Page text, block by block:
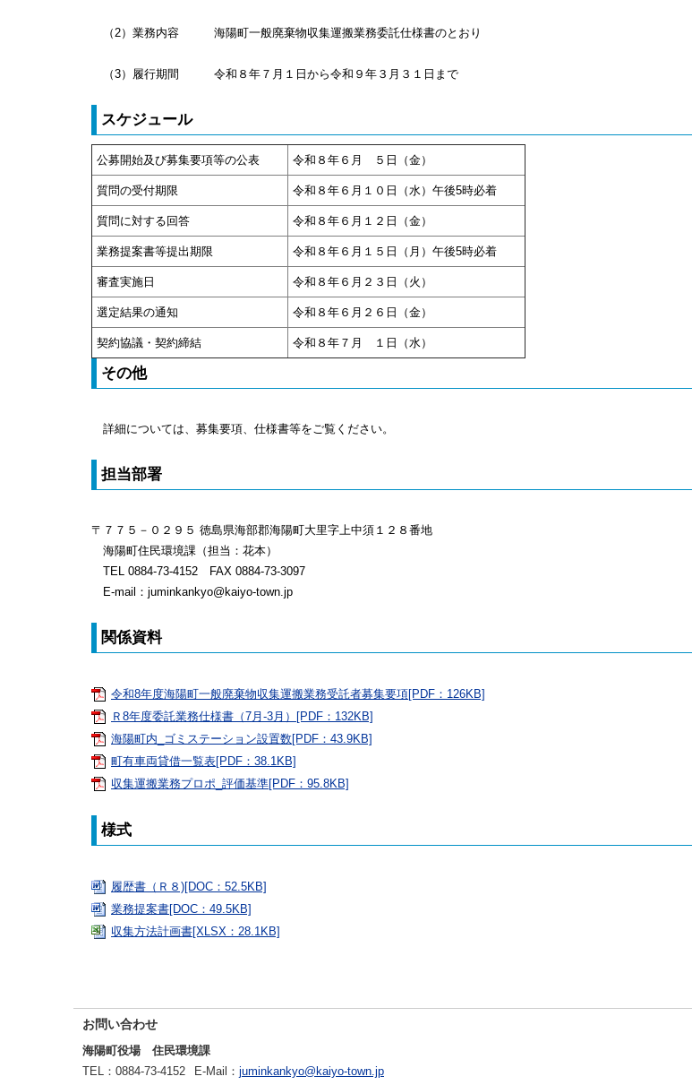
（2）業務内容 海陽町一般廃棄物収集運搬業務委託仕様書のとおり
（3）履行期間 令和８年７月１日から令和９年３月３１日まで
スケジュール
公募開始及び募集要項等の公表 令和８年６月 ５日（金）
質問の受付期限 令和８年６月１０日（水）午後5時必着
質問に対する回答 令和８年６月１２日（金）
業務提案書等提出期限 令和８年６月１５日（月）午後5時必着
審査実施日 令和８年６月２３日（火）
選定結果の通知 令和８年６月２６日（金）
契約協議・契約締結 令和８年７月 １日（水）
その他
詳細については、募集要項、仕様書等をご覧ください。
担当部署
〒７７５－０２９５ 徳島県海部郡海陽町大里字上中須１２８番地
海陽町住民環境課（担当：花本）
TEL 0884-73-4152 FAX 0884-73-3097
E-mail：juminkankyo@kaiyo-town.jp
関係資料
令和8年度海陽町一般廃棄物収集運搬業務受託者募集要項[PDF：126KB]
Ｒ8年度委託業務仕様書（7月-3月）[PDF：132KB]
海陽町内_ゴミステーション設置数[PDF：43.9KB]
町有車両貸借一覧表[PDF：38.1KB]
収集運搬業務プロポ_評価基準[PDF：95.8KB]
様式
履歴書（Ｒ８)[DOC：52.5KB]
業務提案書[DOC：49.5KB]
収集方法計画書[XLSX：28.1KB]
お問い合わせ
海陽町役場 住民環境課
TEL ：0884-73-4152 E-Mail ： juminkankyo@kaiyo-town.jp